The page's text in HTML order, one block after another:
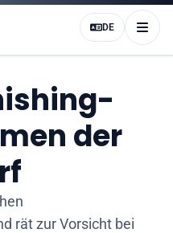
DE
der
rät zur Vorsicht bei